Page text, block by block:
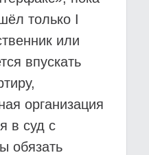
только I
или
впускать
организация
в суд с
обязать